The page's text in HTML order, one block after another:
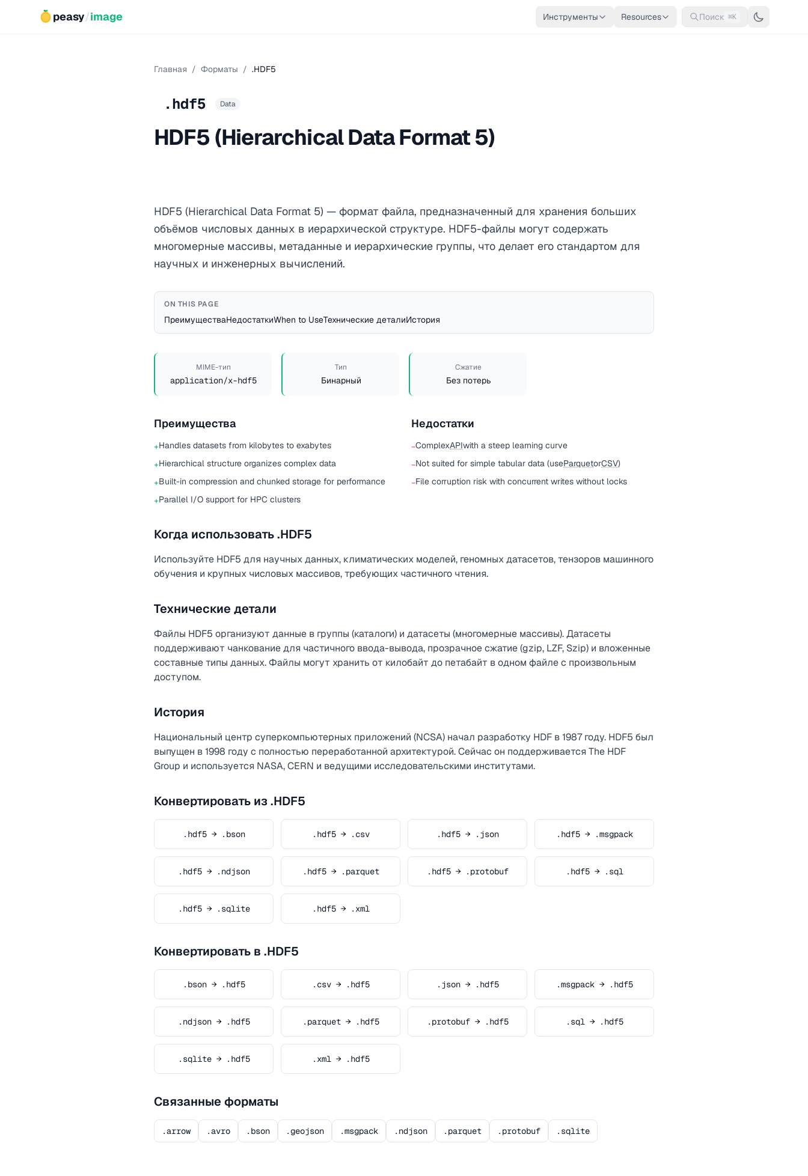
peasy/image Инструменты Resources Поиск ⌘K
Главная / Форматы / .HDF5
.hdf5 Data
HDF5 (Hierarchical Data Format 5)
HDF5 (Hierarchical Data Format 5) — формат файла, предназначенный для хранения больших
объёмов числовых данных в иерархической структуре. HDF5-файлы могут содержать
многомерные массивы, метаданные и иерархические группы, что делает его стандартом для
научных и инженерных вычислений.
ON THIS PAGE
ПреимуществаНедостаткиWhen to UseТехнические деталиИстория
MIME-тип
application/x-hdf5
Тип
Бинарный
Сжатие
Без потерь
Преимущества
+Handles datasets from kilobytes to exabytes
+Hierarchical structure organizes complex data
+Built-in compression and chunked storage for performance
+Parallel I/O support for HPC clusters
Недостатки
−ComplexAPIwith a steep learning curve
−Not suited for simple tabular data (useParquetorCSV)
−File corruption risk with concurrent writes without locks
Когда использовать .HDF5
Используйте HDF5 для научных данных, климатических моделей, геномных датасетов, тензоров машинного
обучения и крупных числовых массивов, требующих частичного чтения.
Технические детали
Файлы HDF5 организуют данные в группы (каталоги) и датасеты (многомерные массивы). Датасеты
поддерживают чанкование для частичного ввода-вывода, прозрачное сжатие (gzip, LZF, Szip) и вложенные
составные типы данных. Файлы могут хранить от килобайт до петабайт в одном файле с произвольным
доступом.
История
Национальный центр суперкомпьютерных приложений (NCSA) начал разработку HDF в 1987 году. HDF5 был
выпущен в 1998 году с полностью переработанной архитектурой. Сейчас он поддерживается The HDF
Group и используется NASA, CERN и ведущими исследовательскими институтами.
Конвертировать из .HDF5
.hdf5 → .bson .hdf5 → .csv .hdf5 → .json .hdf5 → .msgpack
.hdf5 → .ndjson .hdf5 → .parquet .hdf5 → .protobuf .hdf5 → .sql
.hdf5 → .sqlite .hdf5 → .xml
Конвертировать в .HDF5
.bson → .hdf5 .csv → .hdf5 .json → .hdf5 .msgpack → .hdf5
.ndjson → .hdf5 .parquet → .hdf5 .protobuf → .hdf5 .sql → .hdf5
.sqlite → .hdf5 .xml → .hdf5
Связанные форматы
.arrow .avro .bson .geojson .msgpack .ndjson .parquet .protobuf .sqlite